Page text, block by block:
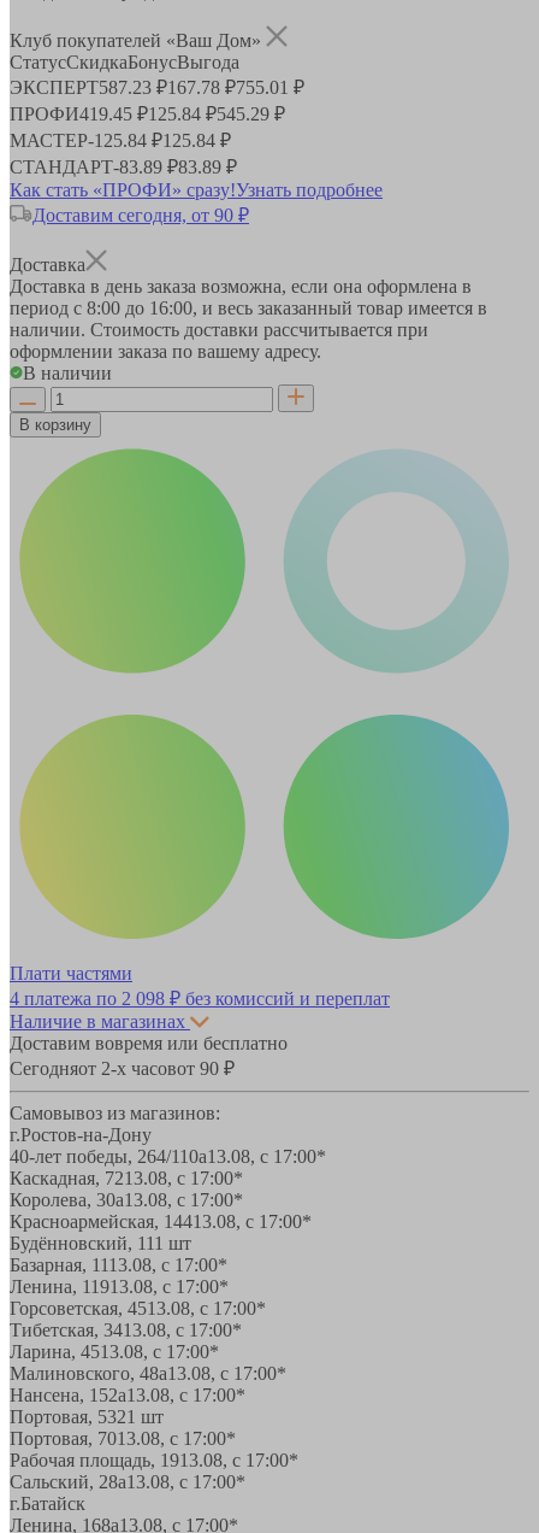
Клуб покупателей «Ваш Дом»
СтатусСкидкаБонусВыгода
ЭКСПЕРТ587.23 ₽167.78 ₽755.01 ₽
ПРОФИ419.45 ₽125.84 ₽545.29 ₽
МАСТЕР-125.84 ₽125.84 ₽
СТАНДАРТ-83.89 ₽83.89 ₽
Как стать «ПРОФИ» сразу!Узнать подробнее
Доставим сегодня, от 90 ₽
Доставка
Доставка в день заказа возможна, если она оформлена в
период с 8:00 до 16:00, и весь заказанный товар имеется в
наличии. Стоимость доставки рассчитывается при
оформлении заказа по вашему адресу.
В наличии
В корзину
Плати частями
4 платежа по 2 098 ₽ без комиссий и переплат
Наличие в магазинах
Доставим вовремя или бесплатно
Сегодняот 2-х часовот 90 ₽
Самовывоз из магазинов:
г.Ростов-на-Дону
40-лет победы, 264/110а13.08, с 17:00*
Каскадная, 7213.08, с 17:00*
Королева, 30а13.08, с 17:00*
Красноармейская, 14413.08, с 17:00*
Будённовский, 111 шт
Базарная, 1113.08, с 17:00*
Ленина, 11913.08, с 17:00*
Горсоветская, 4513.08, с 17:00*
Тибетская, 3413.08, с 17:00*
Ларина, 4513.08, с 17:00*
Малиновского, 48а13.08, с 17:00*
Нансена, 152а13.08, с 17:00*
Портовая, 5321 шт
Портовая, 7013.08, с 17:00*
Рабочая площадь, 1913.08, с 17:00*
Сальский, 28a13.08, с 17:00*
г.Батайск
Ленина, 168а13.08, с 17:00*